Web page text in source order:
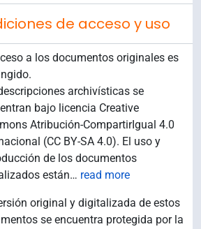
de acceso y uso
a los documentos originales es
archivísticas se
bajo licencia Creative
Atribución-CompartirIgual 4.0
(CC BY-SA 4.0). El uso y
de los documentos
están… read more
original y digitalizada de estos
se encuentra protegida por la